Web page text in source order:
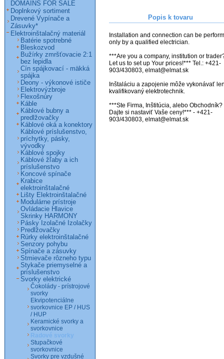
Popis k tovaru
Installation and connection can be
only by a qualified electrician.
***Are you a company, institution or
Let us to set up Your prices!*** Tel.: +421-
903/430803, elmat@elmat.sk
Inštaláciu a zapojenie môže vykonávať
kvalifikovaný elektrotechnik.
***Ste Firma, Inštitúcia, alebo Obchodník?
Dajte si nastaviť Vaše ceny!*** - +421-
903/430803, elmat@elmat.sk
DOMAINS FOR SALE
Doplnkový sortiment
Drevené Vypínače a
Zásuvky*
Elektroinštalačný materiál
Batérie spotrebné
Bleskozvod
Bužírky zmršťovacie 2:1
bez lepidla
Cín spájkovací - mäkká
spájka
Deony - výkonové ističe
Elektrovýzbroje
Flexošnúry
Káble
Káblové bubny a
predlžovačky
Káblové oká a konektory
Káblové príslušenstvo,
príchytky, pásky,
vývodky
Káblové spojky
Káblové žľaby a ich
príslušenstvo
Koncové spínače
Krabice
elektroinštalačné
Lišty Elektroinštalačné
Modulárne prístroje
Ovládacie Hlavice
Skrinky HARMONY
Pásky Izolačné Izolačky
Predlžovačky
Rúrky elektroinštalačné
Senzory pohybu
Spínače a zásuvky
Stmievače rôzneho typu
Stykače priemyselné a
príslušenstvo
Svorky elektrické
Čokolády - prístrojové
svorky
Ekvipotenciálne
svorkovnice EP / HUS
/ HUP
Keramické svorky a
svorkovnice
Radové svorky
Stupačkové
svorkovnice
Svorky pre vzdušné